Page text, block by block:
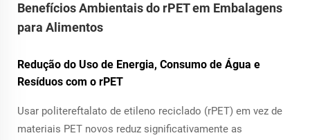
Benefícios Ambientais do rPET em Embalagens
para Alimentos
Redução do Uso de Energia, Consumo de Água e
Resíduos com o rPET
Usar politereftalato de etileno reciclado (rPET) em vez de
materiais PET novos reduz significativamente as